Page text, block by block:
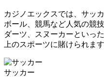
カジノエックスでは、サッ
ボール、競馬など人気の競
ダーツ、スヌーカーといっ
上のスポーツに賭けられます
サッカー